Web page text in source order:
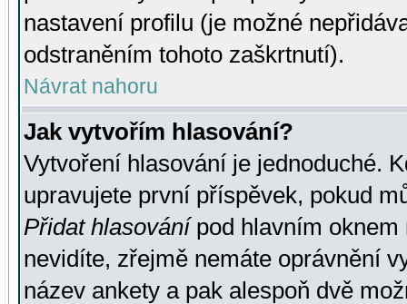
nastavení profilu (je možné
odstraněním tohoto zaškrtnutí).
Návrat nahoru
Jak vytvořím hlasování?
Vytvoření hlasování je jednoduché.
upravujete první příspěvek, pokud
Přidat hlasovánípod hlavním oknem
nevidíte, zřejmě nemáte oprávnění
název ankety a pak alespoň dvě